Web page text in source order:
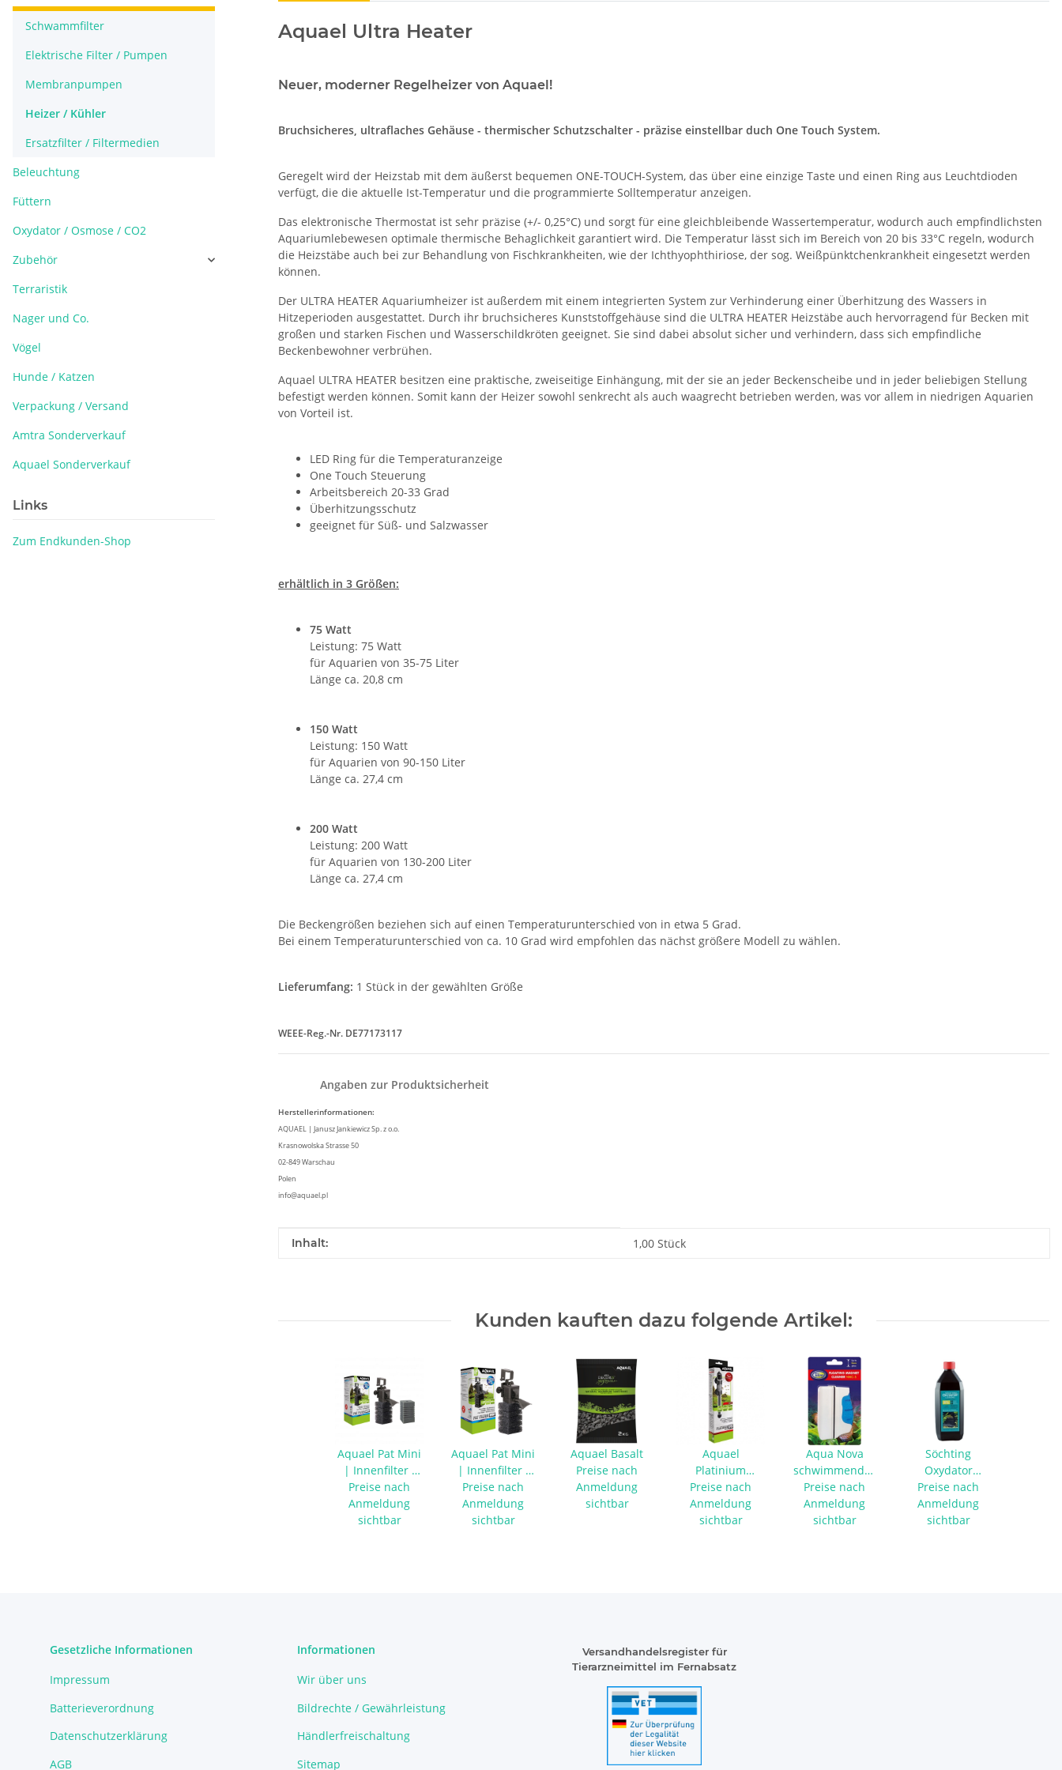
Aquael Ultra Heater
Neuer, moderner Regelheizer von Aquael!
Bruchsicheres, ultraflaches Gehäuse - thermischer Schutzschalter - präzise einstellbar duch One Touch System.
Geregelt wird der Heizstab mit dem äußerst bequemen ONE-TOUCH-System, das über eine einzige Taste und einen Ring aus Leuchtdioden
verfügt, die die aktuelle Ist-Temperatur und die programmierte Solltemperatur anzeigen.
Das elektronische Thermostat ist sehr präzise (+/- 0,25°C) und sorgt für eine gleichbleibende Wassertemperatur, wodurch auch empfindlichsten
Aquariumlebewesen optimale thermische Behaglichkeit garantiert wird. Die Temperatur lässt sich im Bereich von 20 bis 33°C regeln, wodurch
die Heizstäbe auch bei zur Behandlung von Fischkrankheiten, wie der Ichthyophthiriose, der sog. Weißpünktchenkrankheit eingesetzt werden
können.
Der ULTRA HEATER Aquariumheizer ist außerdem mit einem integrierten System zur Verhinderung einer Überhitzung des Wassers in
Hitzeperioden ausgestattet. Durch ihr bruchsicheres Kunststoffgehäuse sind die ULTRA HEATER Heizstäbe auch hervorragend für Becken mit
großen und starken Fischen und Wasserschildkröten geeignet. Sie sind dabei absolut sicher und verhindern, dass sich empfindliche
Beckenbewohner verbrühen.
Aquael ULTRA HEATER besitzen eine praktische, zweiseitige Einhängung, mit der sie an jeder Beckenscheibe und in jeder beliebigen Stellung
befestigt werden können. Somit kann der Heizer sowohl senkrecht als auch waagrecht betrieben werden, was vor allem in niedrigen Aquarien
von Vorteil ist.
LED Ring für die Temperaturanzeige
One Touch Steuerung
Arbeitsbereich 20-33 Grad
Überhitzungsschutz
geeignet für Süß- und Salzwasser
erhältlich in 3 Größen:
75 Watt
Leistung: 75 Watt
für Aquarien von 35-75 Liter
Länge ca. 20,8 cm
150 Watt
Leistung: 150 Watt
für Aquarien von 90-150 Liter
Länge ca. 27,4 cm
200 Watt
Leistung: 200 Watt
für Aquarien von 130-200 Liter
Länge ca. 27,4 cm
Die Beckengrößen beziehen sich auf einen Temperaturunterschied von in etwa 5 Grad.
Bei einem Temperaturunterschied von ca. 10 Grad wird empfohlen das nächst größere Modell zu wählen.
Lieferumfang: 1 Stück in der gewählten Größe
WEEE-Reg.-Nr. DE77173117
Angaben zur Produktsicherheit
Herstellerinformationen:
AQUAEL | Janusz Jankiewicz Sp. z o.o.
Krasnowolska Strasse 50
02-849 Warschau
Polen
info@aquael.pl
Produkteigenschaft
Wert
Inhalt: 1,00 Stück
Kunden kauften dazu folgende Artikel:
Aquael Pat Mini
| Innenfilter -
mit Tropical
Zusatzschwamm
Preise nach
Anmeldung
sichtbar
Aquael Pat Mini
| Innenfilter -
ohne
Zusatzschwamm
Preise nach
Anmeldung
sichtbar
Aquael Basalt
Preise nach
Anmeldung
sichtbar
Aquael
Platinium
Heater - 75 Watt
Preise nach
Anmeldung
sichtbar
Aqua Nova
schwimmender
Magnetscheibenreiniger
S
Preise nach
Anmeldung
sichtbar
Söchting
Oxydator
Flüssigkeit 6%
Preise nach
Anmeldung
sichtbar
Schwammfilter
Elektrische Filter / Pumpen
Membranpumpen
Heizer / Kühler
Ersatzfilter / Filtermedien
Beleuchtung
Füttern
Oxydator / Osmose / CO2
Zubehör
Terraristik
Nager und Co.
Vögel
Hunde / Katzen
Verpackung / Versand
Amtra Sonderverkauf
Aquael Sonderverkauf
Links
Zum Endkunden-Shop
Gesetzliche Informationen
Impressum
Batterieverordnung
Datenschutzerklärung
AGB
Informationen
Wir über uns
Bildrechte / Gewährleistung
Händlerfreischaltung
Sitemap
Versandhandelsregister für
Tierarzneimittel im Fernabsatz